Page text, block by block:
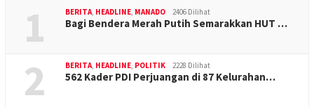
1 BERITA, HEADLINE, MANADO 2406 Dilihat
Bagi Bendera Merah Putih Semarakkan HUT …
2 BERITA, HEADLINE, POLITIK 2228 Dilihat
562 Kader PDI Perjuangan di 87 Kelurahan…